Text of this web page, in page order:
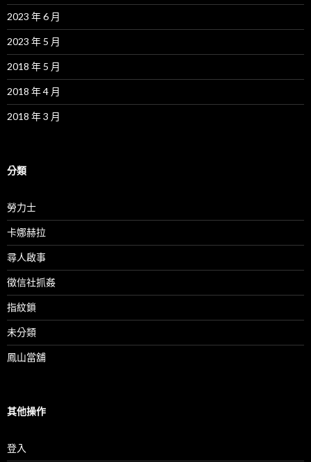
2023 年 6 月
2023 年 5 月
2018 年 5 月
2018 年 4 月
2018 年 3 月
分類
勞力士
卡娜赫拉
尋人啟事
徵信社抓姦
指紋鎖
未分類
鳳山當舖
其他操作
登入